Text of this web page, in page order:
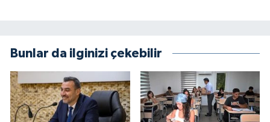
Bunlar da ilginizi çekebilir